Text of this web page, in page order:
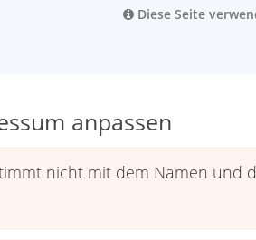
Diese Seite
anpassen
nicht mit dem Namen